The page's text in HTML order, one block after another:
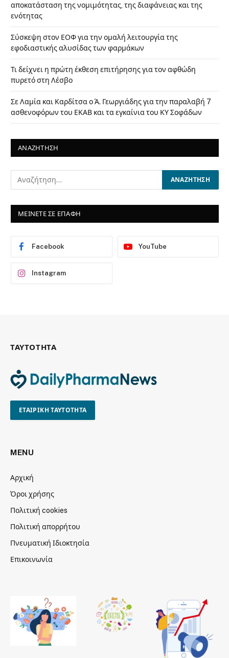
αποκατάσταση της νομιμότητας, της διαφάνειας και της
ενότητας
Σύσκεψη στον ΕΟΦ για την ομαλή λειτουργία της
εφοδιαστικής αλυσίδας των φαρμάκων
Τι δείχνει η πρώτη έκθεση επιτήρησης για τον αφθώδη
πυρετό στη Λέσβο
Σε Λαμία και Καρδίτσα ο Ά. Γεωργιάδης για την παραλαβή 7
ασθενοφόρων του ΕΚΑΒ και τα εγκαίνια του ΚΥ Σοφάδων
ΑΝΑΖΗΤΗΣΗ
ΜΕΙΝΕΤΕ ΣΕ ΕΠΑΦΗ
Facebook YouTube
Instagram
ΤΑΥΤΟΤΗΤΑ
ΕΤΑΙΡΙΚΗ ΤΑΥΤΟΤΗΤΑ
MENU
Αρχική
Όροι χρήσης
Πολιτική cookies
Πολιτική απορρήτου
Πνευματική Ιδιοκτησία
Επικοινωνία